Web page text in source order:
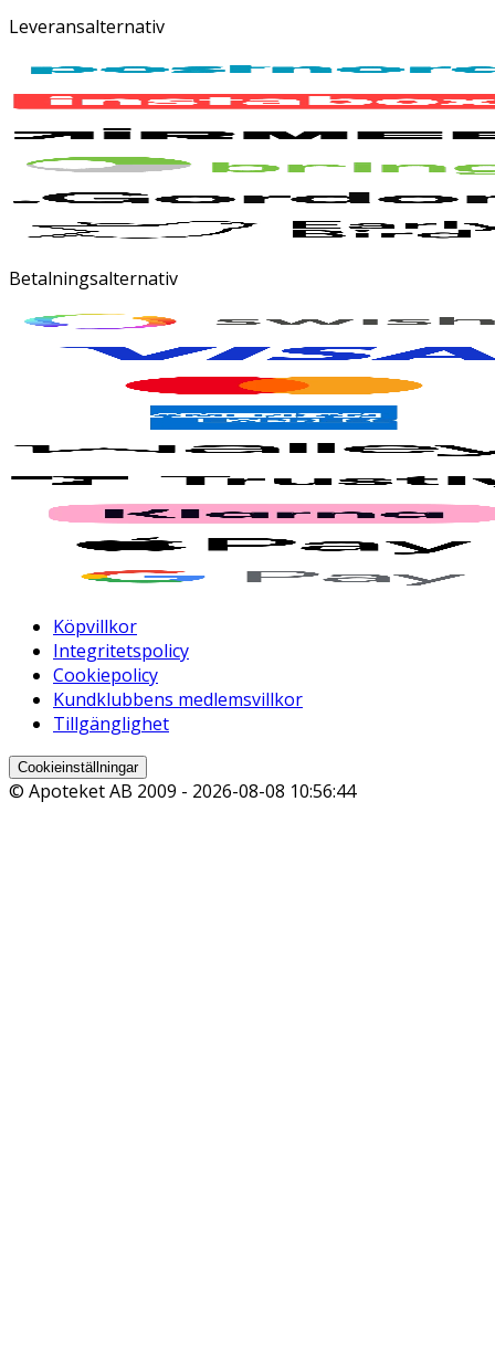
Leveransalternativ
Betalningsalternativ
Köpvillkor
Integritetspolicy
Cookiepolicy
Kundklubbens medlemsvillkor
Tillgänglighet
Cookieinställningar
© Apoteket AB 2009 - 2026-08-08 10:56:44